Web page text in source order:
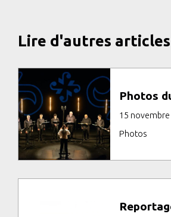
Lire d'autres articles
Photos
15
Photos